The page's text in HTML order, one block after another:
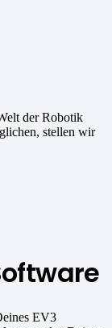
der Robotik
stellen wir
EV3